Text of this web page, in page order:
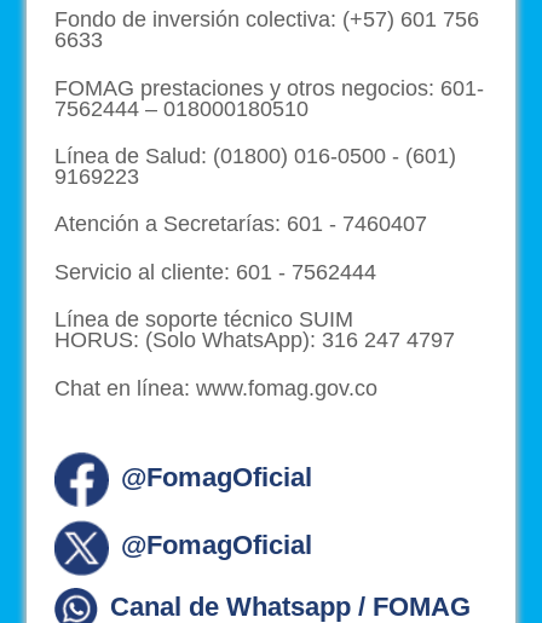
Fondo de inversión colectiva: (+57) 601 756
6633
FOMAG prestaciones y otros negocios: 601-
7562444 – 018000180510
Línea de Salud: (01800) 016-0500 - (601)
9169223
Atención a Secretarías: 601 - 7460407
Servicio al cliente: 601 - 7562444
Línea de soporte técnico SUIM
HORUS: (Solo WhatsApp): 316 247 4797
Chat en línea: www.fomag.gov.co
@FomagOficial
@FomagOficial
Canal de Whatsapp / FOMAG